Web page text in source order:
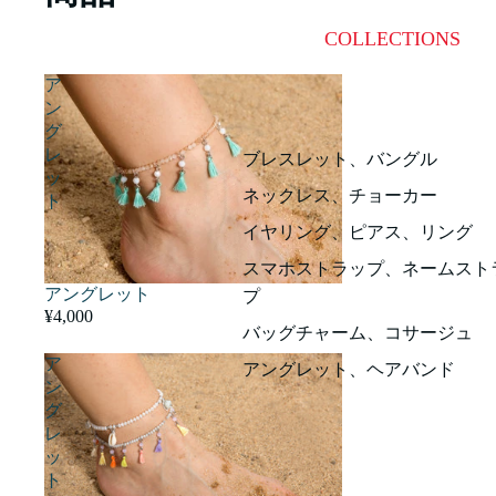
COLLECTIONS
ブレスレット、バングル
ネックレス、チョーカー
イヤリング、ピアス、リング
スマホストラップ、ネームスト
プ
バッグチャーム、コサージュ
アングレット、ヘアバンド
ア
ン
グ
レ
ッ
ト
アングレット
¥4,000
ア
ン
グ
レ
ッ
ト